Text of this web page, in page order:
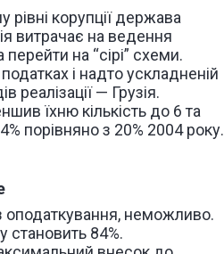
корупції держава
витрачає на ведення
на “сірі” схеми.
і надто ускладненій
— Грузія.
їхню кількість до 6 та
порівняно з 20% 2004 року.
оподаткування, неможливо.
становить 84%.